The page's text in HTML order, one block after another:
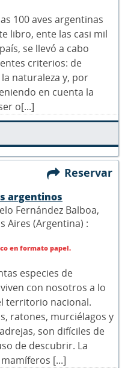
100 aves argentinas
libro, ente las casi mil
se llevó a cabo
criterios: de
naturaleza y, por
en cuenta la
o[...]
Reservar
argentinos
Fernández Balboa,
Aires (Argentina) :
en formato papel.
especies de
con nosotros a lo
territorio nacional.
ratones, murciélagos y
son difíciles de
de descubrir. La
[...]